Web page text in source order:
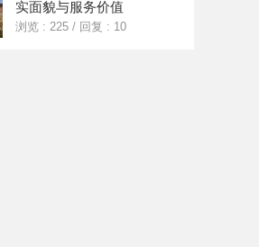
实面貌与服务价值
浏览 : 225 / 回复 : 10